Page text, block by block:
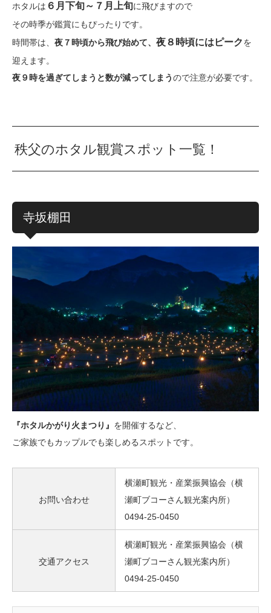
ホタルは ６月下旬～７月上旬に飛びますので
その時季が鑑賞にもぴったりです。
時間帯は、 夜７時頃から飛び始めて、 夜８時頃にはピークを
迎えます。
夜９時を過ぎてしまうと数が減ってしまうので注意が必要です。
秩父のホタル観賞スポット一覧！
寺坂棚田
『ホタルかがり火まつり』 を開催するなど、
ご家族でもカップルでも楽しめるスポットです。
お問い合わせ
横瀬町観光・産業振興協会（横
瀬町ブコーさん観光案内所）
0494-25-0450
交通アクセス
横瀬町観光・産業振興協会（横
瀬町ブコーさん観光案内所）
0494-25-0450